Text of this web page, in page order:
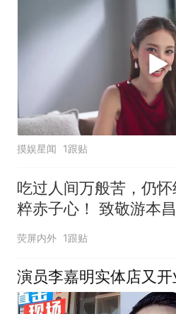
摸娱星闻 1跟贴
吃过人间万般苦，仍怀
粹赤子心！ 致敬游本
先生
荧屏内外 1跟贴
演员李嘉明实体店又开